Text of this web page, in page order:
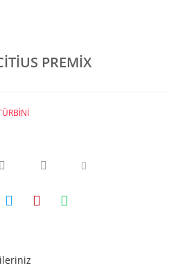
PREMİX